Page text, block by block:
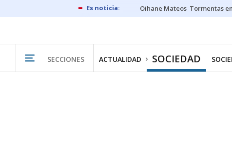
Oihane Mateos Tormentas
SECCIONES ACTUALIDAD SOCIEDAD